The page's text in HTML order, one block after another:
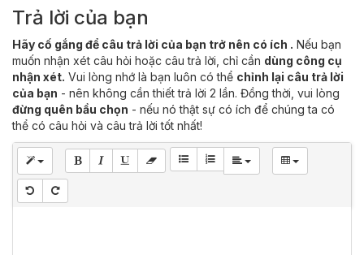
Trả lời của bạn
Hãy cố gắng để câu trả lời của bạn trở nên có ích . Nếu bạn
muốn nhận xét câu hỏi hoặc câu trả lời, chỉ cần dùng công cụ
nhận xét. Vui lòng nhớ là bạn luôn có thể chỉnh lại câu trả lời
của bạn - nên không cần thiết trả lời 2 lần. Đồng thời, vui lòng
đừng quên bầu chọn - nếu nó thật sự có ích để chúng ta có
thể có câu hỏi và câu trả lời tốt nhất!